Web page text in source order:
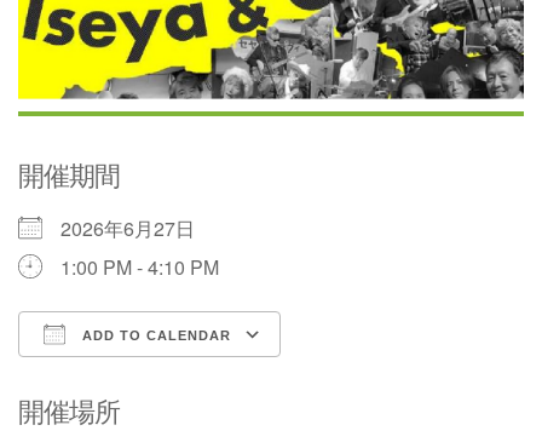
開催期間
2026年6月27日
1:00 PM - 4:10 PM
ADD TO CALENDAR
開催場所